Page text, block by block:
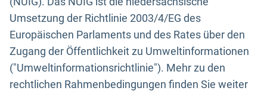
Umsetzung der Richtlinie 2003/4/EG des
Europäischen Parlaments und des Rates über den
Zugang der Öffentlichkeit zu Umweltinformationen
("Umweltinformationsrichtlinie"). Mehr zu den
rechtlichen Rahmenbedingungen finden Sie weiter